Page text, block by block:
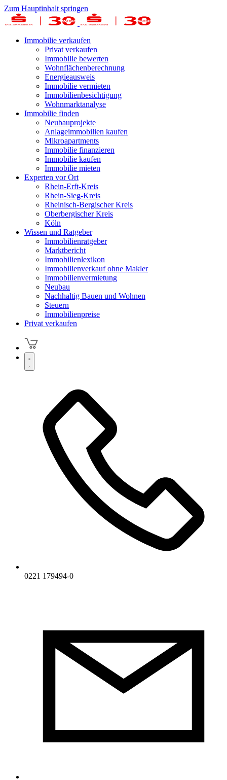
Zum Hauptinhalt springen
Immobilie verkaufen
Privat verkaufen
Immobilie bewerten
Wohnflächenberechnung
Energieausweis
Immobilie vermieten
Immobilienbesichtigung
Wohnmarktanalyse
Immobilie finden
Neubauprojekte
Anlageimmobilien kaufen
Mikroapartments
Immobilie finanzieren
Immobilie kaufen
Immobilie mieten
Experten vor Ort
Rhein-Erft-Kreis
Rhein-Sieg-Kreis
Rheinisch-Bergischer Kreis
Oberbergischer Kreis
Köln
Wissen und Ratgeber
Immobilienratgeber
Marktbericht
Immobilienlexikon
Immobilienverkauf ohne Makler
Immobilienvermietung
Neubau
Nachhaltig Bauen und Wohnen
Steuern
Immobilienpreise
Privat verkaufen
0221 179494-0